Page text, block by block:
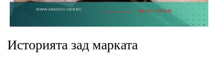
Историята зад марката